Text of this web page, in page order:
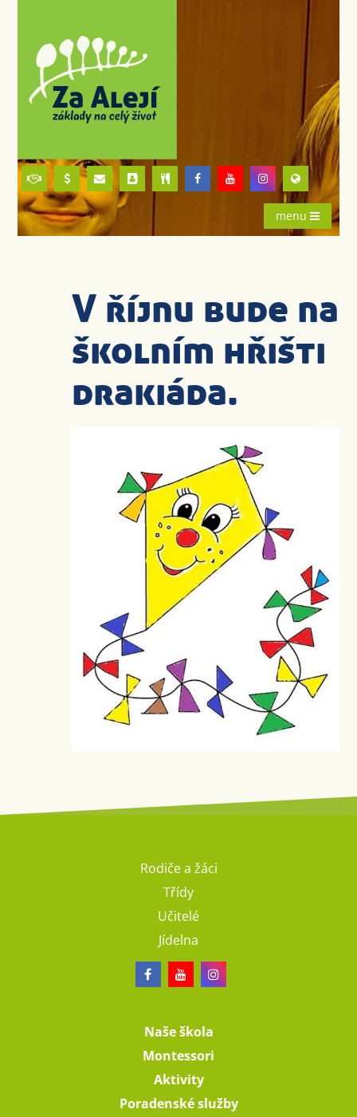
menu
V říjnu bude na
školním hřišti
drakiáda.
Rodiče a žáci
Třídy
Učitelé
Jídelna
Naše škola
Montessori
Aktivity
Poradenské služby